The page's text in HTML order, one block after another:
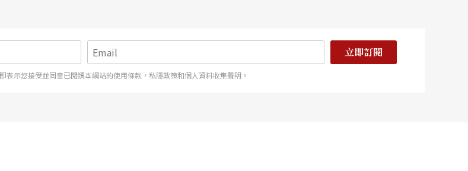
立即訂閱
表示您接受並同意已閱讀本網站的使用條款，私隱政策和個人資料收集聲明。